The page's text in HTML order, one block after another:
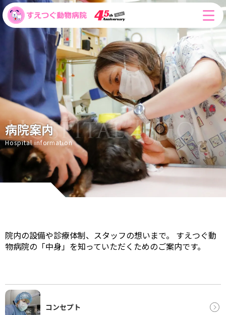
病院案内
Hospital information
病院案内リンク
院内の設備や診療体制、スタッフの想いまで。
すえつぐ動
物病院の「中身」を知っていただくためのご案内です。
コンセプト